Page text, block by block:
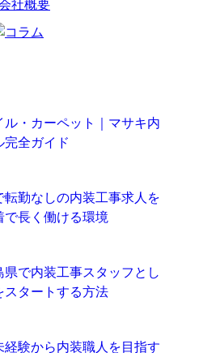
・カーペット｜マサキ内
全ガイド
勤なしの内装工事求人を
で長く働ける環境
で内装工事スタッフとし
スタートする方法
験から内装職人を目指す